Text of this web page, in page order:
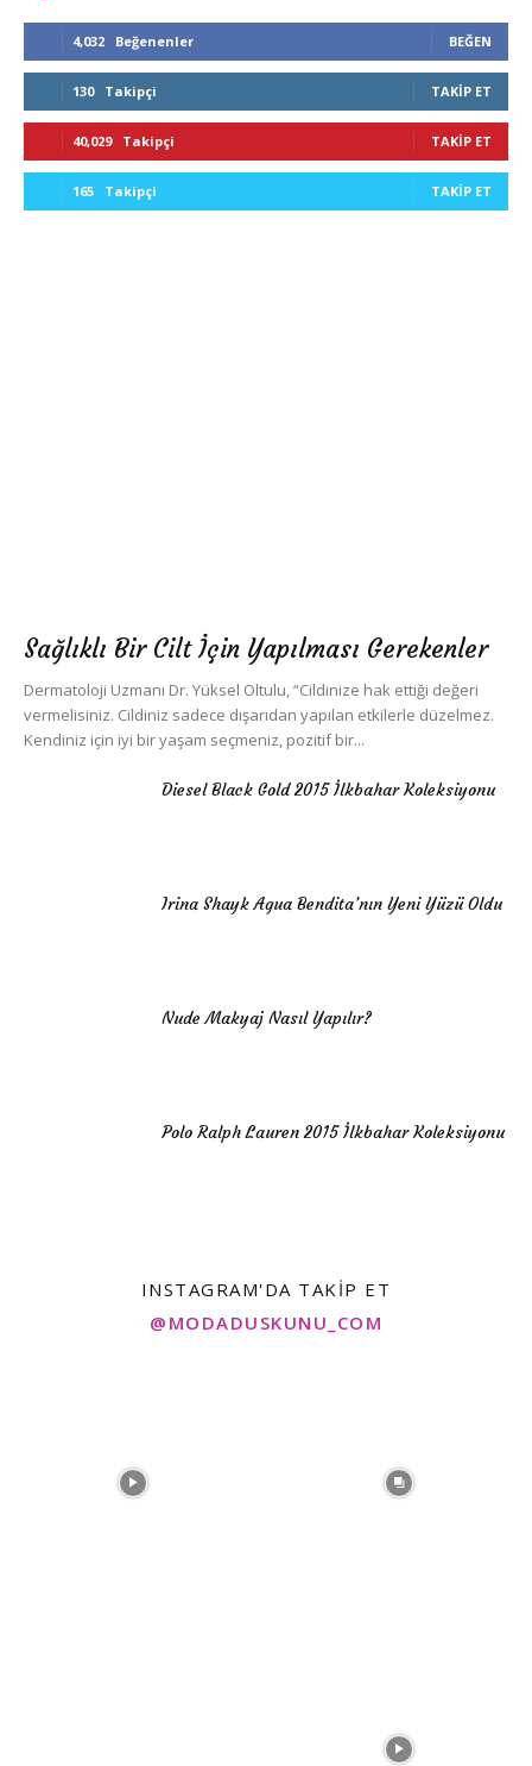
4,032 Beğenenler BEĞEN
130 Takipçi TAKIP ET
40,029 Takipçi TAKIP ET
165 Takipçi TAKIP ET
Sağlıklı Bir Cilt İçin Yapılması Gerekenler
Dermatoloji Uzmanı Dr. Yüksel Oltulu, “Cildinize hak ettiği değeri
vermelisiniz. Cildiniz sadece dışarıdan yapılan etkilerle düzelmez.
Kendiniz için iyi bir yaşam seçmeniz, pozitif bir...
Diesel Black Gold 2015 İlkbahar Koleksiyonu
Irina Shayk Agua Bendita’nın Yeni Yüzü Oldu
Nude Makyaj Nasıl Yapılır?
Polo Ralph Lauren 2015 İlkbahar Koleksiyonu
INSTAGRAM'DA TAKIP ET
@MODADUSKUNU_COM